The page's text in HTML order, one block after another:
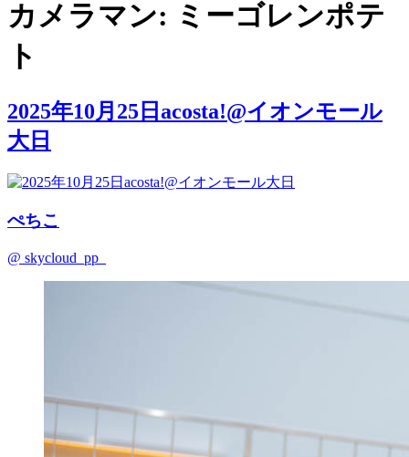
カメラマン: ミーゴレンポテ
ト
2025年10月25日acosta!@イオンモール
大日
ぺちこ
@ skycloud_pp_